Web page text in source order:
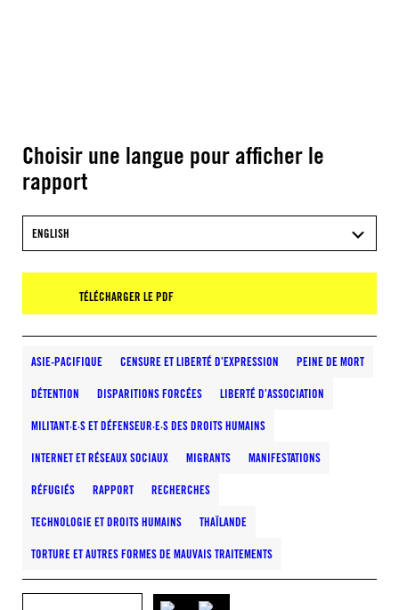
Choisir une langue pour afficher le
rapport
ENGLISH
TÉLÉCHARGER LE PDF
ASIE-PACIFIQUE CENSURE ET LIBERTÉ D’EXPRESSION PEINE DE MORT
DÉTENTION DISPARITIONS FORCÉES LIBERTÉ D’ASSOCIATION
MILITANT·E·S ET DÉFENSEUR·E·S DES DROITS HUMAINS
INTERNET ET RÉSEAUX SOCIAUX MIGRANTS MANIFESTATIONS
RÉFUGIÉS RAPPORT RECHERCHES
TECHNOLOGIE ET DROITS HUMAINS THAÏLANDE
TORTURE ET AUTRES FORMES DE MAUVAIS TRAITEMENTS